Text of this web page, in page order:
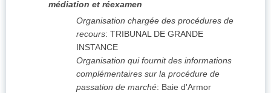
médiation et réexamen
Organisation chargée des procédures de
recours: TRIBUNAL DE GRANDE
INSTANCE
Organisation qui fournit des informations
complémentaires sur la procédure de
passation de marché: Baie d'Armor